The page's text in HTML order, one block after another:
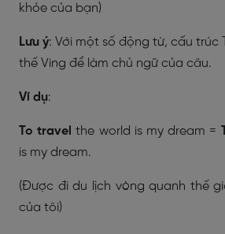
khỏe của bạn)
Lưu ý: Với một số động từ, cấu trúc
thế Ving để làm chủ ngữ của câu.
Ví dụ:
To travel the world is my dream =
is my dream.
(Được đi du lịch vòng quanh thế
của tôi)